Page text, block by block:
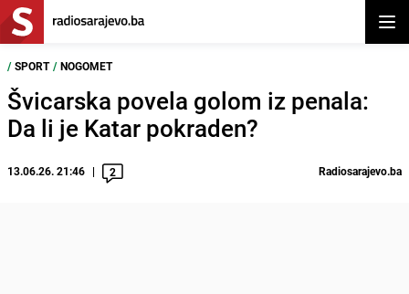
/ SPORT / NOGOMET
Švicarska povela golom iz penala:
Da li je Katar pokraden?
13.06.26. 21:46 2 Radiosarajevo.ba